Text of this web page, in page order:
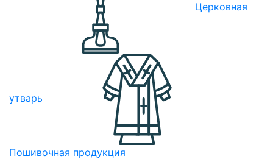
Церковная
утварь
Пошивочная продукция